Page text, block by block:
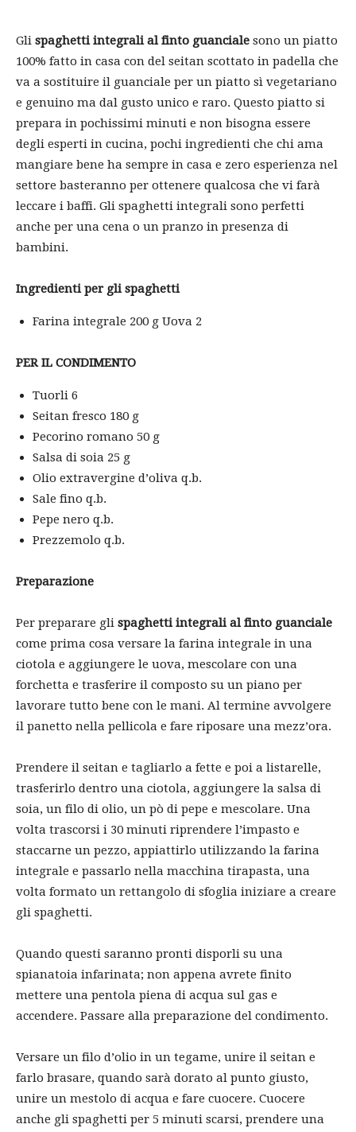
Gli spaghetti integrali al finto guanciale sono un piatto
100% fatto in casa con del seitan scottato in padella che
va a sostituire il guanciale per un piatto sì vegetariano
e genuino ma dal gusto unico e raro. Questo piatto si
prepara in pochissimi minuti e non bisogna essere
degli esperti in cucina, pochi ingredienti che chi ama
mangiare bene ha sempre in casa e zero esperienza nel
settore basteranno per ottenere qualcosa che vi farà
leccare i baffi. Gli spaghetti integrali sono perfetti
anche per una cena o un pranzo in presenza di
bambini.
Ingredienti per gli spaghetti
Farina integrale 200 g Uova 2
PER IL CONDIMENTO
Tuorli 6
Seitan fresco 180 g
Pecorino romano 50 g
Salsa di soia 25 g
Olio extravergine d’oliva q.b.
Sale fino q.b.
Pepe nero q.b.
Prezzemolo q.b.
Preparazione
Per preparare gli spaghetti integrali al finto guanciale
come prima cosa versare la farina integrale in una
ciotola e aggiungere le uova, mescolare con una
forchetta e trasferire il composto su un piano per
lavorare tutto bene con le mani. Al termine avvolgere
il panetto nella pellicola e fare riposare una mezz’ora.
Prendere il seitan e tagliarlo a fette e poi a listarelle,
trasferirlo dentro una ciotola, aggiungere la salsa di
soia, un filo di olio, un pò di pepe e mescolare. Una
volta trascorsi i 30 minuti riprendere l’impasto e
staccarne un pezzo, appiattirlo utilizzando la farina
integrale e passarlo nella macchina tirapasta, una
volta formato un rettangolo di sfoglia iniziare a creare
gli spaghetti.
Quando questi saranno pronti disporli su una
spianatoia infarinata; non appena avrete finito
mettere una pentola piena di acqua sul gas e
accendere. Passare alla preparazione del condimento.
Versare un filo d’olio in un tegame, unire il seitan e
farlo brasare, quando sarà dorato al punto giusto,
unire un mestolo di acqua e fare cuocere. Cuocere
anche gli spaghetti per 5 minuti scarsi, prendere una